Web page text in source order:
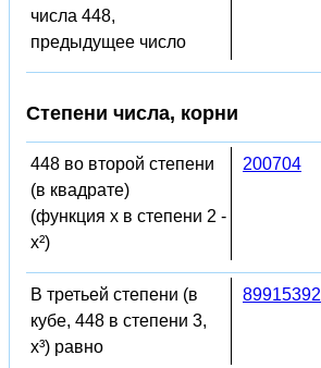
числа 448,
предыдущее число
Степени числа, корни
448 во второй степени
(в квадрате)
(функция x в степени 2 -
x²)
200704
В третьей степени (в
кубе, 448 в степени 3,
x³) равно
89915392